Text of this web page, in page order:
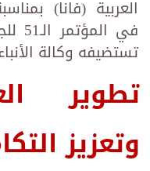
العربية (فانا)
في
تستضيفه وكالة
تطوير
وتعزيز